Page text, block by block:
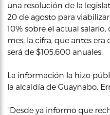
una resolución de la
20 de agosto para
10% sobre el actual
mes, la cifra, que antes
será de $105,600 anuales.
La información la hizo
la alcaldía de Guaynabo,
“Desde ya informo que